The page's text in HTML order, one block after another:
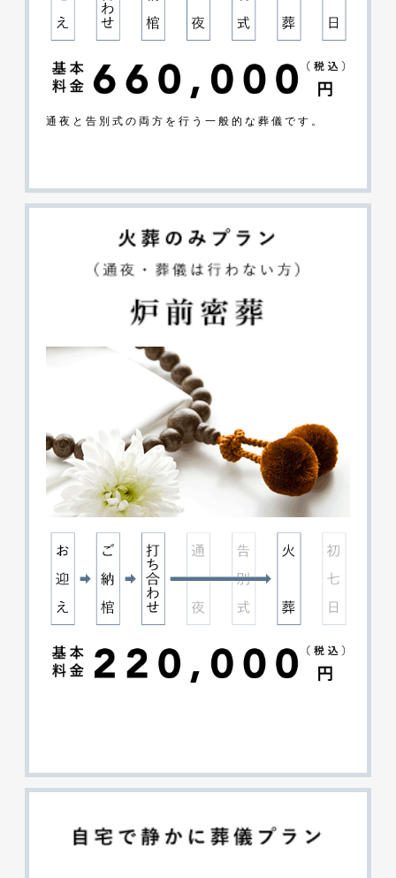
通夜と告別式の両方を行う一般的な葬儀です。